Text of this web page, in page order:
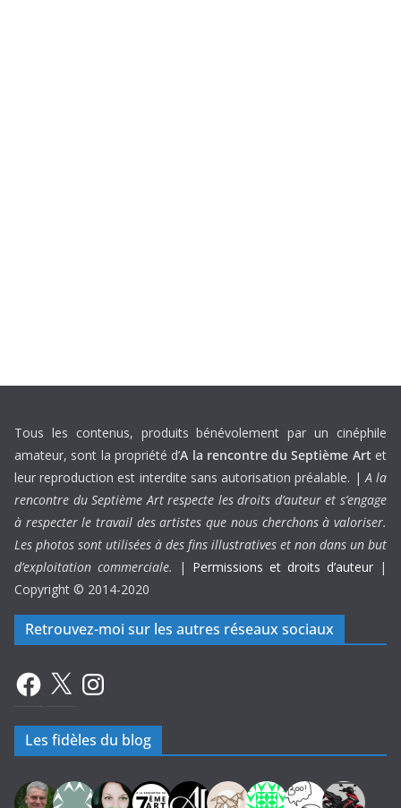
Tous les contenus, produits bénévolement par un cinéphile
amateur, sont la propriété d’A la rencontre du Septième Art et
leur reproduction est interdite sans autorisation préalable. |A la
rencontre du Septième Art respecte les droits d’auteur et s’engage
à respecter le travail des artistes que nous cherchons à valoriser.
Les photos sont utilisées à des fins illustratives et non dans un but
d’exploitation commerciale.
| Permissions et droits d’auteur |
Copyright © 2014-2020
Retrouvez-moi sur les autres réseaux sociaux
Facebook
X Instagram
Les fidèles du blog